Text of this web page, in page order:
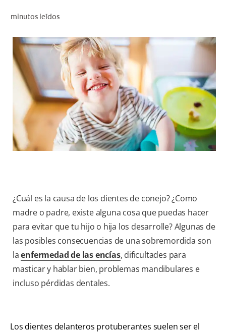
PARA PROFESIONALES
AR (ES)
SUSCRIBITE
minutos leídos
¿Cuál es la causa de los dientes de conejo? ¿Como
madre o padre, existe alguna cosa que puedas hacer
para evitar que tu hijo o hija los desarrolle? Algunas de
las posibles consecuencias de una sobremordida son
laenfermedad de las encías, dificultades para
masticar y hablar bien, problemas mandibulares e
incluso pérdidas dentales.
Los dientes delanteros protuberantes suelen ser el